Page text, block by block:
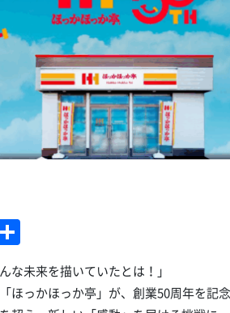
有
な未来を描いていたとは！」
ほっかほっか亭」が、創業50周年を記